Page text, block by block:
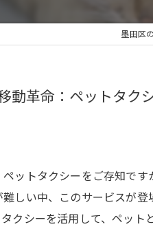
墨田区
動革命：ペットタク
ットタクシーをご存知で
しい中、このサービスが
クシーを活用して、ペット